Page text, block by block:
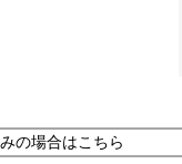
の場合はこちら